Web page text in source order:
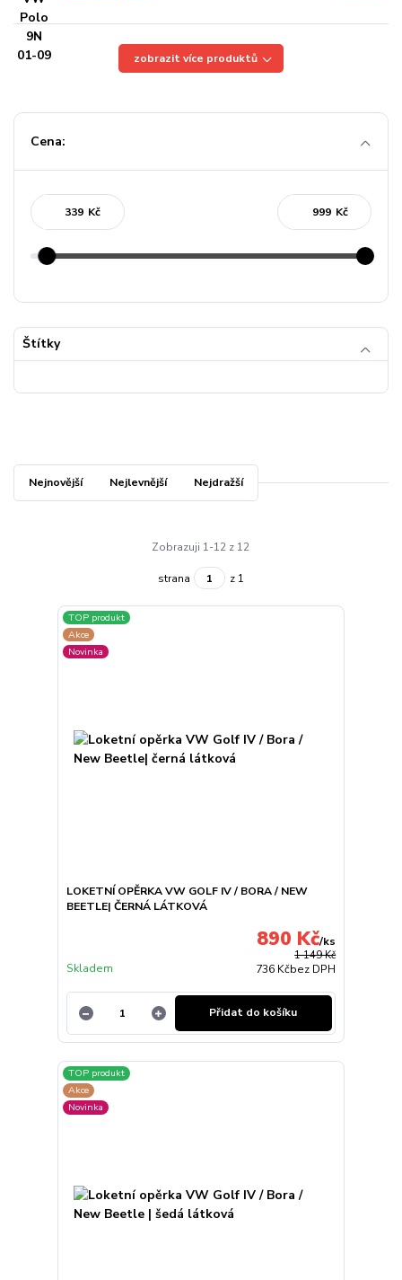
zobrazit více produktů
Cena:
Kč Kč
Štítky
Nejnovější Nejlevnější Nejdražší
Zobrazuji 1-12 z 12
strana z 1
TOP produkt
Akce
Novinka
LOKETNÍ OPĚRKA VW GOLF IV / BORA / NEW
BEETLE| ČERNÁ LÁTKOVÁ
1 149 Kč
890 Kč/ks
736 Kčbez DPH
Skladem
Přidat do košíku
TOP produkt
Akce
Novinka